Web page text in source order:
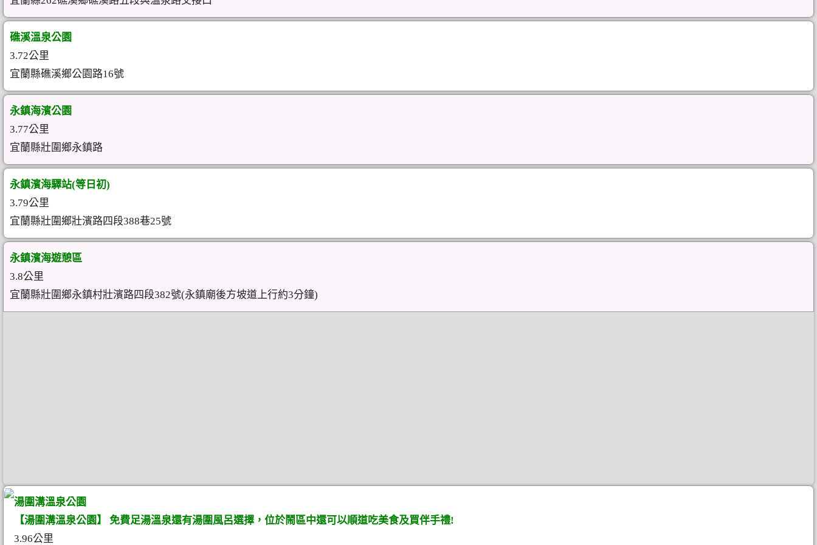
礁溪溫泉公園
3.72公里
宜蘭縣礁溪鄉公園路16號
永鎮海濱公園
3.77公里
宜蘭縣壯圍鄉永鎮路
永鎮濱海驛站(等日初)
3.79公里
宜蘭縣壯圍鄉壯濱路四段388巷25號
永鎮濱海遊憩區
3.8公里
宜蘭縣壯圍鄉永鎮村壯濱路四段382號(永鎮廟後方坡道上行約3分鐘)
湯圍溝溫泉公園
【湯圍溝溫泉公園】 免費足湯溫泉還有湯圍風呂選擇，位於鬧區中還可以順道吃美食及買伴手禮!
3.96公里